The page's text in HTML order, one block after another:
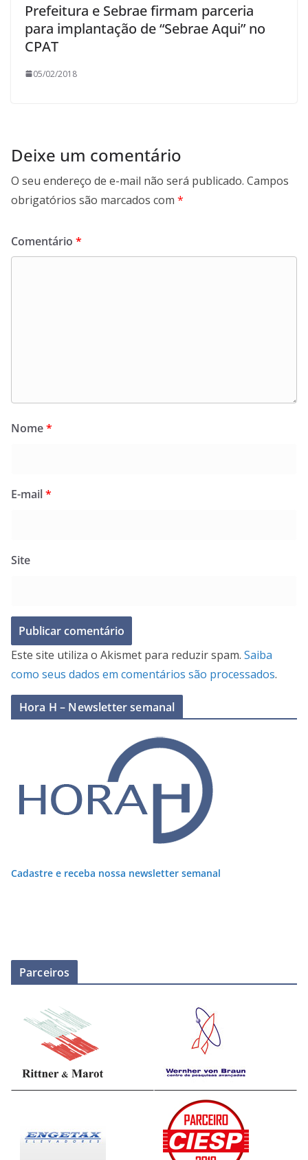
Prefeitura e Sebrae firmam parceria
para implantação de “Sebrae Aqui” no
CPAT
05/02/2018
Deixe um comentário
O seu endereço de e-mail não será publicado. Campos
obrigatórios são marcados com *
Comentário *
Nome*
E-mail*
Site
Este site utiliza o Akismet para reduzir spam. Saiba
como seus dados em comentários são processados.
Hora H – Newsletter semanal
Cadastre e receba nossa newsletter semanal
Parceiros